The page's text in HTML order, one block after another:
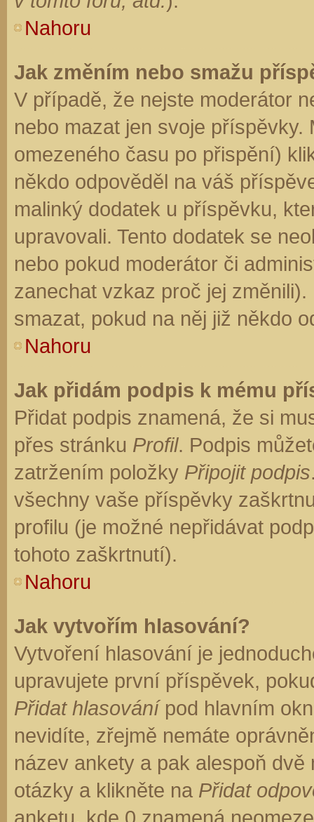
Nahoru
Jak změním nebo smažu
V případě, že nejste moderátor
nebo mazat jen svoje
omezeného času po přispění)
někdo odpověděl na váš
malinký dodatek u příspěvku,
upravovali. Tento dodatek se
nebo pokud moderátor či
zanechat vzkaz proč jej
smazat, pokud na něj již někdo
Nahoru
Jak přidám podpis k mému
Přidat podpis znamená, že si
přes stránku Profil. Podpis
zatržením položky Připojit podpis
všechny vaše příspěvky
profilu (je možné nepřidávat
tohoto zaškrtnutí).
Nahoru
Jak vytvořím hlasování?
Vytvoření hlasování je
upravujete první příspěvek,
Přidat hlasovánípod hlavním
nevidíte, zřejmě nemáte
název ankety a pak alespoň
otázky a klikněte na Přidat